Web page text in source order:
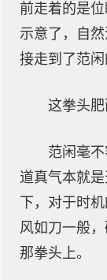
前走着的是
示意了，自
接走到了范闲
这拳头肥
范闲毫
道真气本就
下，对于时
风如刀一般
那拳头上。